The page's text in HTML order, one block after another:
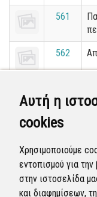
Αυτή η
cookies
Χρησιμοποιούμε
εντοπισμού για
στην ιστοσελίδα
και διαφημίσεων,
561
562
564
« 4 5 6
»